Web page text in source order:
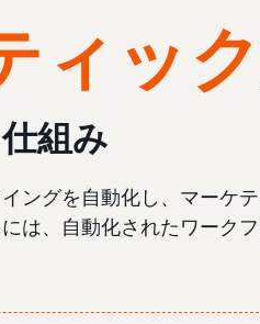
ィック
組み
ングを自動化し、マーケ
は、自動化されたワーク